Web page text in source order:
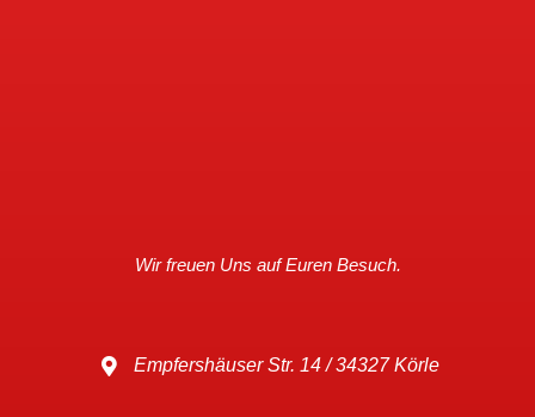
Wir freuen Uns auf Euren Besuch.
Empfershäuser Str. 14 / 34327 Körle